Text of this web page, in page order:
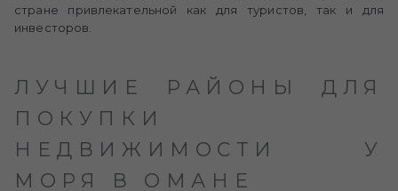
стране привлекательной как для туристов, так и для
инвесторов.
ЛУЧШИЕ РАЙОНЫ ДЛЯ
ПОКУПКИ
НЕДВИЖИМОСТИ У
МОРЯ В ОМАНЕ